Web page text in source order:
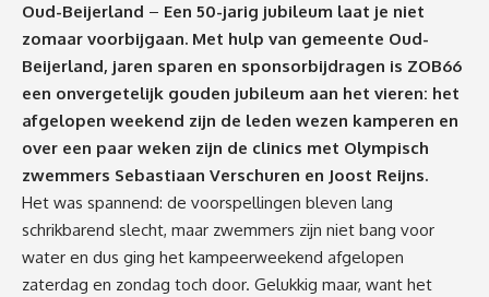
Oud-Beijerland – Een 50-jarig jubileum laat je niet
zomaar voorbijgaan. Met hulp van gemeente Oud-
Beijerland, jaren sparen en sponsorbijdragen is ZOB66
een onvergetelijk gouden jubileum aan het vieren: het
afgelopen weekend zijn de leden wezen kamperen en
over een paar weken zijn de clinics met Olympisch
zwemmers Sebastiaan Verschuren en Joost Reijns.
Het was spannend: de voorspellingen bleven lang
schrikbarend slecht, maar zwemmers zijn niet bang voor
water en dus ging het kampeerweekend afgelopen
zaterdag en zondag toch door. Gelukkig maar, want het